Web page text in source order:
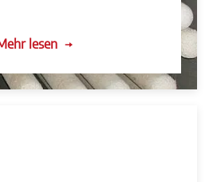
lesen